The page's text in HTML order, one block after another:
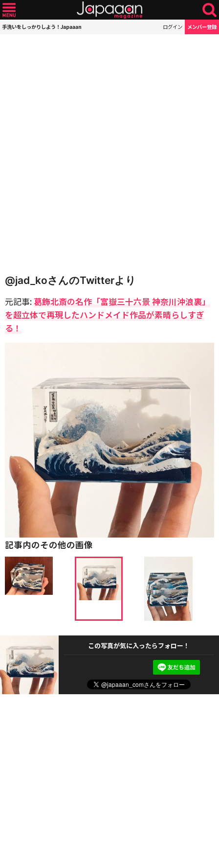
手洗いをしっかりしよう！Japaaan ログイン メンバー登録
@jad_koさんのTwitterより
元記事:葛飾北斎の名作「富嶽三十六景 神奈川沖浪裏」
を超立体で再現したハンドメイド作品が素晴らしすぎ
る！
記事内のその他の画像
この写真が気に入ったらフォロー！